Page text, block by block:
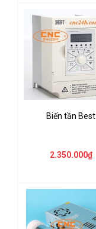
Biến tần Best
2.350.000₫